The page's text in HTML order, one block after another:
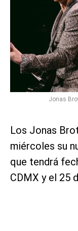
Jonas
Los Jonas
miércoles su
que tendrá
CDMX y el 25